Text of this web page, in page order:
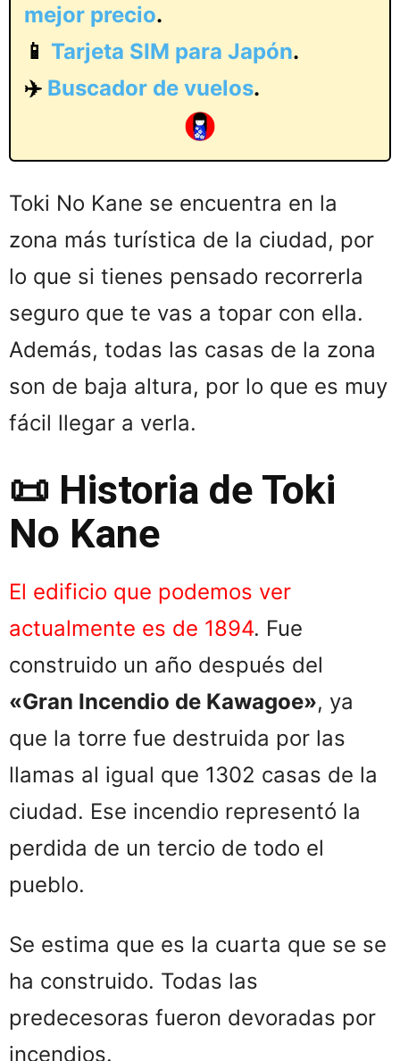
mejor precio.
📱 Tarjeta SIM para Japón.
✈️ Buscador de vuelos.
Toki No Kane se encuentra en la
zona más turística de la ciudad, por
lo que si tienes pensado recorrerla
seguro que te vas a topar con ella.
Además, todas las casas de la zona
son de baja altura, por lo que es muy
fácil llegar a verla.
📜 Historia de Toki
No Kane
El edificio que podemos ver
actualmente es de 1894. Fue
construido un año después del
«Gran Incendio de Kawagoe», ya
que la torre fue destruida por las
llamas al igual que 1302 casas de la
ciudad. Ese incendio representó la
perdida de un tercio de todo el
pueblo.
Se estima que es la cuarta que se se
ha construido. Todas las
predecesoras fueron devoradas por
incendios.